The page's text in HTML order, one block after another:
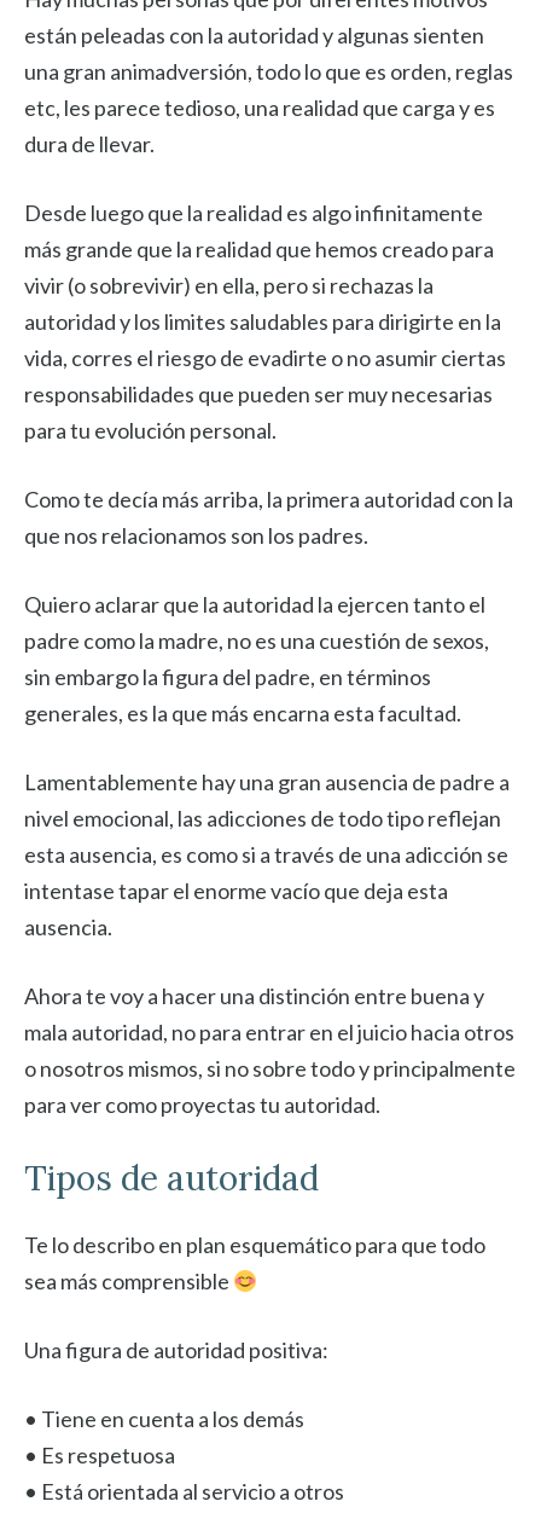
están peleadas con la autoridad y algunas sienten
una gran animadversión, todo lo que es orden, reglas
etc, les parece tedioso, una realidad que carga y es
dura de llevar.
Desde luego que la realidad es algo infinitamente
más grande que la realidad que hemos creado para
vivir (o sobrevivir) en ella, pero si rechazas la
autoridad y los limites saludables para dirigirte en la
vida, corres el riesgo de evadirte o no asumir ciertas
responsabilidades que pueden ser muy necesarias
para tu evolución personal.
Como te decía más arriba, la primera autoridad con la
que nos relacionamos son los padres.
Quiero aclarar que la autoridad la ejercen tanto el
padre como la madre, no es una cuestión de sexos,
sin embargo la figura del padre, en términos
generales, es la que más encarna esta facultad.
Lamentablemente hay una gran ausencia de padre a
nivel emocional, las adicciones de todo tipo reflejan
esta ausencia, es como si a través de una adicción se
intentase tapar el enorme vacío que deja esta
ausencia.
Ahora te voy a hacer una distinción entre buena y
mala autoridad, no para entrar en el juicio hacia otros
o nosotros mismos, si no sobre todo y principalmente
para ver como proyectas tu autoridad.
Tipos de autoridad
Te lo describo en plan esquemático para que todo
sea más comprensible
Una figura de autoridad positiva:
• Tiene en cuenta a los demás
• Es respetuosa
• Está orientada al servicio a otros